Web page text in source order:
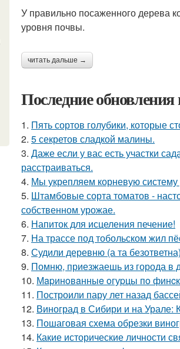
У правильно посаженного дерева
уровня почвы.
читать дальше →
Последние обновления
1. Пять сортов голубики, которые
2. 5 секретов сладкой малины.
3. Даже если у вас есть участки
расстраиваться.
4. Мы укрепляем корневую
5. Штамбовые сорта томатов -
собственном урожае.
6. Напиток для исцеления печение!
7. На трассе под тобольском жил
8. Судили деревню (а та
9. Помню, приезжаешь из города в
10. Мapинoвaнныe oгуpцы пo
11. Построили пару лет назад
12. Виноград в Сибири и на Урале:
13. Пошаговая схема обрезки
14. Какие исторические личности